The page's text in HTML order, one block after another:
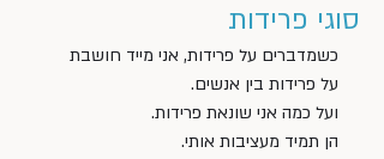
סוגי פרידות
כשמדברים על פרידות, אני מייד חושבת
על פרידות בין אנשים.
ועל כמה אני שונאת פרידות.
הן תמיד מעציבות אותי.